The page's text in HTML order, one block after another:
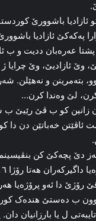
ئازادیا باشوورێ
پەکەکێ ئازادیا
عه‌ره‌بان ددیت و ب
ئازادیێ، وێ چرایا ژ
بته‌مرینن و نەهێلن.
لێ وه‌ندا کرن…
زانین کو ب ڤێ رێیێ ب
خه‌باتێن دن دا
دێ پچەکێ کن
ڤێ رۆژێ دا ئه‌و پرۆژه‌یا
ب ده‌ستێ هندەک
ل یا بارزانیان